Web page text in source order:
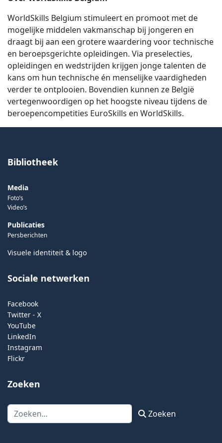
WorldSkills Belgium stimuleert en promoot met de
mogelijke middelen vakmanschap bij jongeren en
draagt bij aan een grotere waardering voor technische
en beroepsgerichte opleidingen. Via preselecties,
opleidingen en wedstrijden krijgen jonge talenten de
kans om hun technische én menselijke vaardigheden
verder te ontplooien. Bovendien kunnen ze België
vertegenwoordigen op het hoogste niveau tijdens de
beroepencompetities EuroSkills en WorldSkills.
Bibliotheek
Media
Foto’s
Video’s
Publicaties
Persberichten
Visuele identiteit & logo
Sociale netwerken
Facebook
Twitter - X
YouTube
LinkedIn
Instagram
Flickr
Zoeken
Zoeken Zoeken